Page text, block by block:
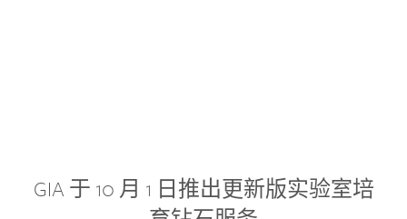
GIA 于 10 月 1 日推出更新版实验室培